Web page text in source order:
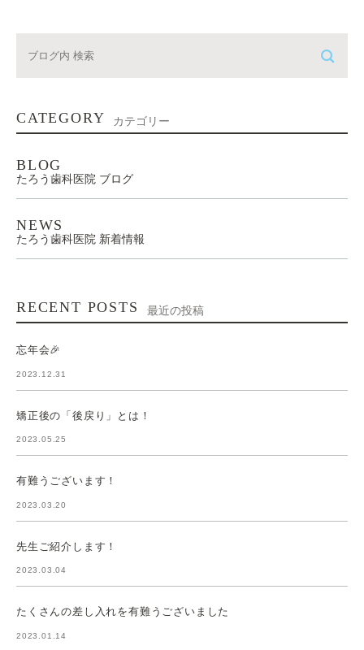
CATEGORY カテゴリー
BLOG
たろう歯科医院 ブログ
NEWS
たろう歯科医院 新着情報
RECENT POSTS 最近の投稿
忘年会🎉
2023.12.31
矯正後の「後戻り」とは！
2023.05.25
有難うございます！
2023.03.20
先生ご紹介します！
2023.03.04
たくさんの差し入れを有難うございました
2023.01.14